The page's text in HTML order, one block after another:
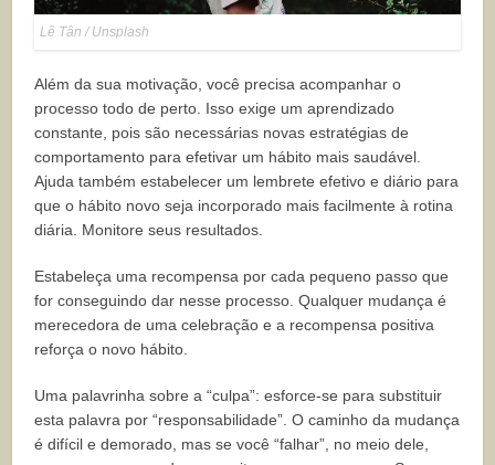
Lê Tân / Unsplash
Além da sua motivação, você precisa acompanhar o
processo todo de perto. Isso exige um aprendizado
constante, pois são necessárias novas estratégias de
comportamento para efetivar um hábito mais saudável.
Ajuda também estabelecer um lembrete efetivo e diário para
que o hábito novo seja incorporado mais facilmente à rotina
diária. Monitore seus resultados.
Estabeleça uma recompensa por cada pequeno passo que
for conseguindo dar nesse processo. Qualquer mudança é
merecedora de uma celebração e a recompensa positiva
reforça o novo hábito.
Uma palavrinha sobre a “culpa”: esforce-se para substituir
esta palavra por “responsabilidade”. O caminho da mudança
é difícil e demorado, mas se você “falhar”, no meio dele,